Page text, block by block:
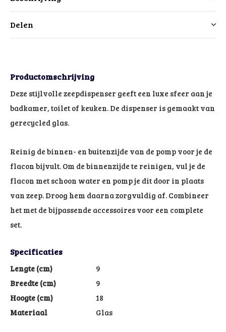
Delen
Productomschrijving
Deze stijlvolle zeepdispenser geeft een luxe sfeer aan je
badkamer, toilet of keuken. De dispenser is gemaakt van
gerecycled glas.
Reinig de binnen- en buitenzijde van de pomp voor je de
flacon bijvult. Om de binnenzijde te reinigen, vul je de
flacon met schoon water en pomp je dit door in plaats
van zeep. Droog hem daarna zorgvuldig af. Combineer
het met de bijpassende accessoires voor een complete
set.
Specificaties
Lengte (cm)
9
Breedte (cm)
9
Hoogte (cm)
18
Materiaal
Glas